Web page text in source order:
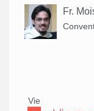
Fr.
Vie